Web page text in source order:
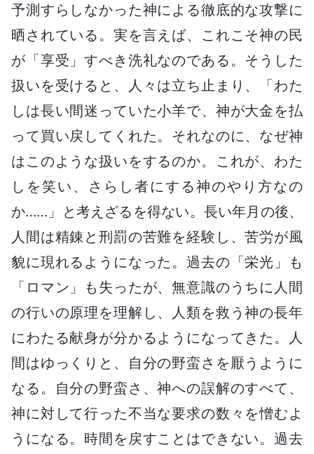
予測すらしなかった神による徹底的な攻撃に
晒されている。実を言えば、これこそ神の民
が「享受」すべき洗礼なのである。そうした
扱いを受けると、人々は立ち止まり、「わた
しは長い間迷っていた小羊で、神が大金を払
って買い戻してくれた。それなのに、なぜ神
はこのような扱いをするのか。これが、わた
しを笑い、さらし者にする神のやり方なの
か……」と考えざるを得ない。長い年月の後、
人間は精錬と刑罰の苦難を経験し、苦労が風
貌に現れるようになった。過去の「栄光」も
「ロマン」も失ったが、無意識のうちに人間
の行いの原理を理解し、人類を救う神の長年
にわたる献身が分かるようになってきた。人
間はゆっくりと、自分の野蛮さを厭うように
なる。自分の野蛮さ、神への誤解のすべて、
神に対して行った不当な要求の数々を憎むよ
うになる。時間を戻すことはできない。過去